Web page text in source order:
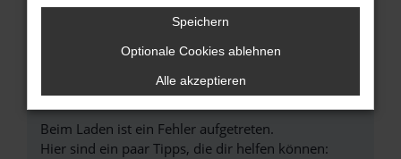
Aktuelle Top-Angebote
Fehler: Network Error
Beim Laden ist ein Fehler aufgetreten.
Hier sind ein paar Tipps, die dir helfen können:
Speichern
Optionale Cookies ablehnen
Alle akzeptieren